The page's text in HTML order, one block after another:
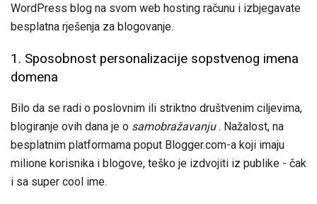
WordPress blog na svom web hosting računu i izbjegavate
besplatna rješenja za blogovanje.
1. Sposobnost personalizacije sopstvenog imena
domena
Bilo da se radi o poslovnim ili striktno društvenim ciljevima,
blogiranje ovih dana je o samobražavanju. Nažalost, na
besplatnim platformama poput Blogger.com-a koji imaju
milione korisnika i blogove, teško je izdvojiti iz publike - čak
i sa super cool ime.